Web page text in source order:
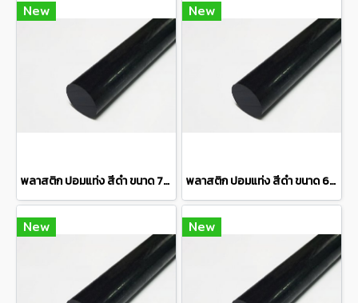
New
พลาสติก ปอมแท่ง สีดำ ขนาด 70 มิล Pom plastic round bar แบ่งขายความยาว 10 เซนติเมตร
New
พลาสติก ปอมแท่ง สีดำ ขนาด 60 มิล Pom plastic round bar แบ่งขายความยาว 10 เซนติเมตร
New New